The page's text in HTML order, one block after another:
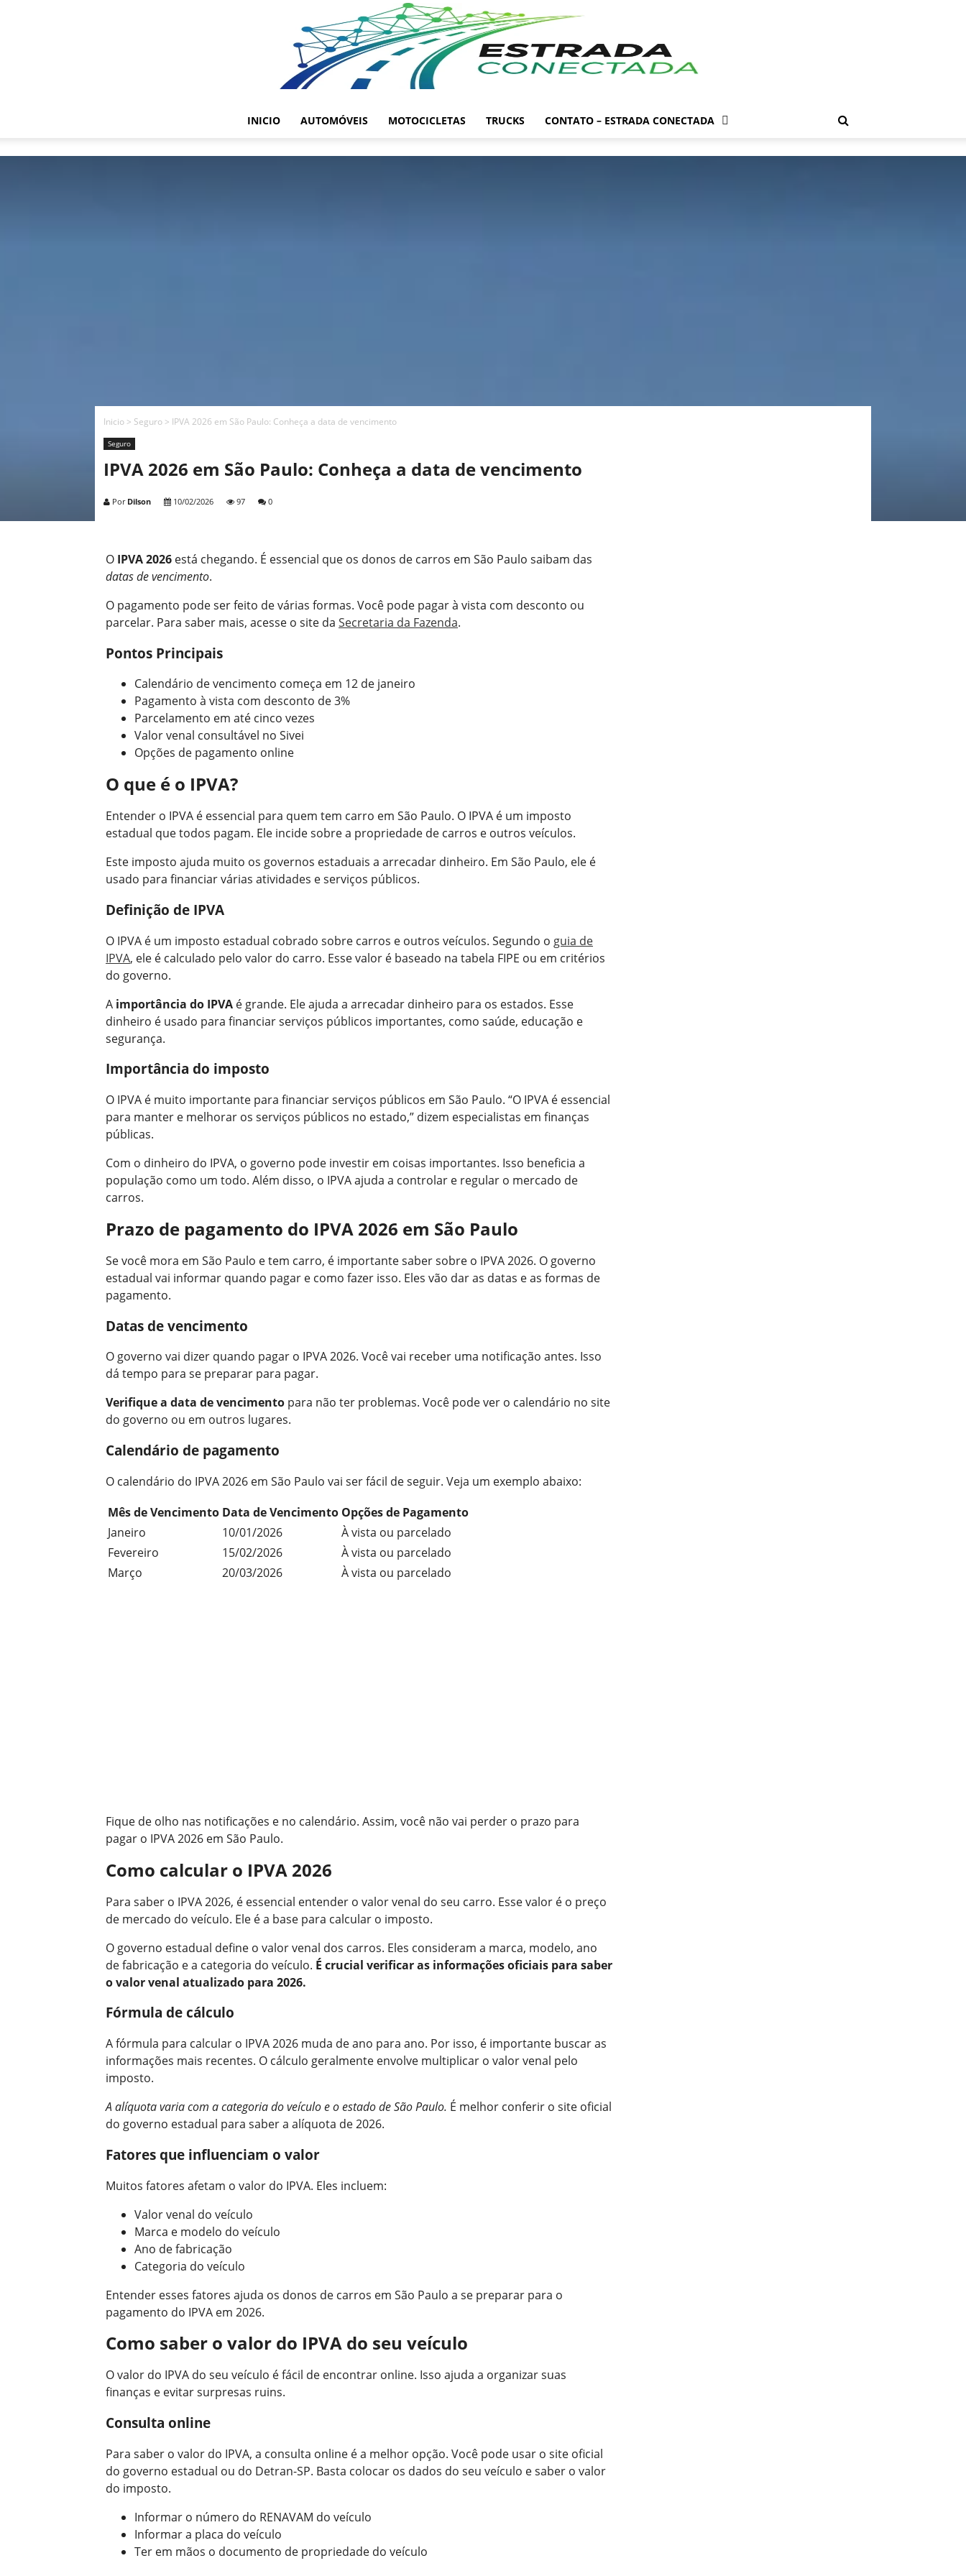
INICIO AUTOMÓVEIS MOTOCICLETAS TRUCKS CONTATO – ESTRADA CONECTADA
Inicio > Seguro > IPVA 2026 em São Paulo: Conheça a data de vencimento
Seguro
IPVA 2026 em São Paulo: Conheça a data de vencimento
Por Dilson 10/02/2026 97 0
O IPVA 2026 está chegando. É essencial que os donos de carros em São Paulo saibam das
datas de vencimento.
O pagamento pode ser feito de várias formas. Você pode pagar à vista com desconto ou
parcelar. Para saber mais, acesse o site da Secretaria da Fazenda.
Pontos Principais
Calendário de vencimento começa em 12 de janeiro
Pagamento à vista com desconto de 3%
Parcelamento em até cinco vezes
Valor venal consultável no Sivei
Opções de pagamento online
O que é o IPVA?
Entender o IPVA é essencial para quem tem carro em São Paulo. O IPVA é um imposto
estadual que todos pagam. Ele incide sobre a propriedade de carros e outros veículos.
Este imposto ajuda muito os governos estaduais a arrecadar dinheiro. Em São Paulo, ele é
usado para financiar várias atividades e serviços públicos.
Definição de IPVA
O IPVA é um imposto estadual cobrado sobre carros e outros veículos. Segundo o guia de
IPVA, ele é calculado pelo valor do carro. Esse valor é baseado na tabela FIPE ou em critérios
do governo.
A importância do IPVA é grande. Ele ajuda a arrecadar dinheiro para os estados. Esse
dinheiro é usado para financiar serviços públicos importantes, como saúde, educação e
segurança.
Importância do imposto
O IPVA é muito importante para financiar serviços públicos em São Paulo. “O IPVA é essencial
para manter e melhorar os serviços públicos no estado,” dizem especialistas em finanças
públicas.
Com o dinheiro do IPVA, o governo pode investir em coisas importantes. Isso beneficia a
população como um todo. Além disso, o IPVA ajuda a controlar e regular o mercado de
carros.
Prazo de pagamento do IPVA 2026 em São Paulo
Se você mora em São Paulo e tem carro, é importante saber sobre o IPVA 2026. O governo
estadual vai informar quando pagar e como fazer isso. Eles vão dar as datas e as formas de
pagamento.
Datas de vencimento
O governo vai dizer quando pagar o IPVA 2026. Você vai receber uma notificação antes. Isso
dá tempo para se preparar para pagar.
Verifique a data de vencimento para não ter problemas. Você pode ver o calendário no site
do governo ou em outros lugares.
Calendário de pagamento
O calendário do IPVA 2026 em São Paulo vai ser fácil de seguir. Veja um exemplo abaixo:
Mês de Vencimento Data de Vencimento Opções de Pagamento
Janeiro
10/01/2026
À vista ou parcelado
Fevereiro
15/02/2026
À vista ou parcelado
Março
20/03/2026 À vista ou parcelado
Fique de olho nas notificações e no calendário. Assim, você não vai perder o prazo para
pagar o IPVA 2026 em São Paulo.
Como calcular o IPVA 2026
Para saber o IPVA 2026, é essencial entender o valor venal do seu carro. Esse valor é o preço
de mercado do veículo. Ele é a base para calcular o imposto.
O governo estadual define o valor venal dos carros. Eles consideram a marca, modelo, ano
de fabricação e a categoria do veículo. É crucial verificar as informações oficiais para saber
o valor venal atualizado para 2026.
Fórmula de cálculo
A fórmula para calcular o IPVA 2026 muda de ano para ano. Por isso, é importante buscar as
informações mais recentes. O cálculo geralmente envolve multiplicar o valor venal pelo
imposto.
A alíquota varia com a categoria do veículo e o estado de São Paulo. É melhor conferir o site oficial
do governo estadual para saber a alíquota de 2026.
Fatores que influenciam o valor
Muitos fatores afetam o valor do IPVA. Eles incluem:
Valor venal do veículo
Marca e modelo do veículo
Ano de fabricação
Categoria do veículo
Entender esses fatores ajuda os donos de carros em São Paulo a se preparar para o
pagamento do IPVA em 2026.
Como saber o valor do IPVA do seu veículo
O valor do IPVA do seu veículo é fácil de encontrar online. Isso ajuda a organizar suas
finanças e evitar surpresas ruins.
Consulta online
Para saber o valor do IPVA, a consulta online é a melhor opção. Você pode usar o site oficial
do governo estadual ou do Detran-SP. Basta colocar os dados do seu veículo e saber o valor
do imposto.
Informar o número do RENAVAM do veículo
Informar a placa do veículo
Ter em mãos o documento de propriedade do veículo